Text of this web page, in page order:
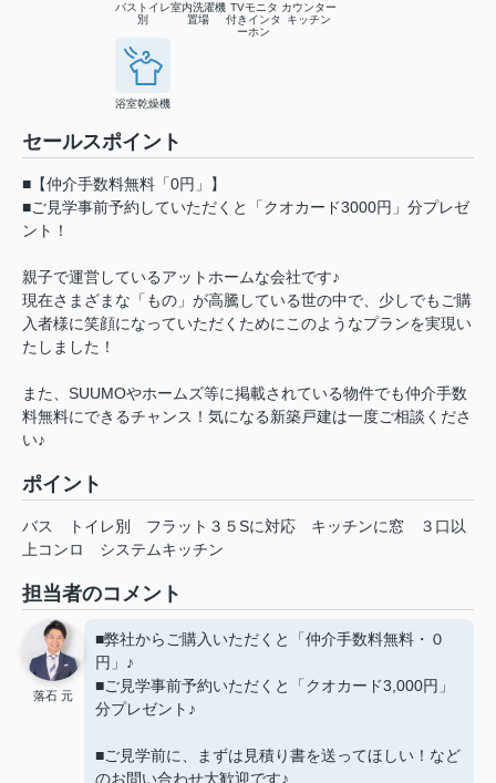
バストイレ
別
室内洗濯機
置場
TVモニタ
付きインタ
ーホン
カウンター
キッチン
浴室乾燥機
セールスポイント
■【仲介手数料無料「0円」】
■ご見学事前予約していただくと「クオカード3000円」分プレゼ
ント！
親子で運営しているアットホームな会社です♪
現在さまざまな「もの」が高騰している世の中で、少しでもご購
入者様に笑顔になっていただくためにこのようなプランを実現い
たしました！
また、SUUMOやホームズ等に掲載されている物件でも仲介手数
料無料にできるチャンス！気になる新築戸建は一度ご相談くださ
い♪
ポイント
バス トイレ別 フラット３５Sに対応 キッチンに窓
３口以
上コンロ
システムキッチン
担当者のコメント
落石 元
■弊社からご購入いただくと「仲介手数料無料・０
円」♪
■ご見学事前予約いただくと「クオカード3,000円」
分プレゼント♪
■ご見学前に、まずは見積り書を送ってほしい！など
のお問い合わせ大歓迎です♪